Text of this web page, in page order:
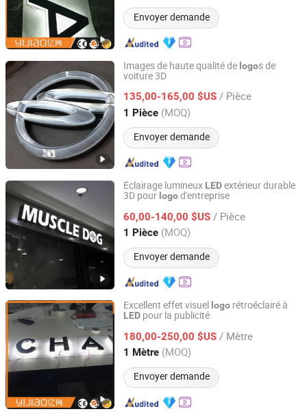
Envoyer demande
Images de haute qualité de logos de
voiture 3D
135,00-165,00 $US / Pièce
1 Pièce (MOQ)
Envoyer demande
Shanghai Goodbang Display Products Co., Ltd.
Shanghai, China Depuis 2015
Éclairage lumineux LEDextérieur durable
3D pour logod'entreprise
60,00-140,00 $US / Pièce
1 Pièce (MOQ)
Envoyer demande
Shenyang Ezd Sign Co., Ltd
Liaoning, China Depuis 2024
Excellent effet visuel logo rétroéclairé à
LED pour la publicité
180,00-250,00 $US / Mètre
1 Mètre (MOQ)
Envoyer demande
Kunshan Yijiao Decorative Engineering Co., Ltd.
Jiangsu, China Depuis 2015